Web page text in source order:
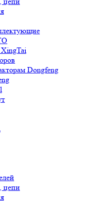
XingTai
Dongfeng
цепи